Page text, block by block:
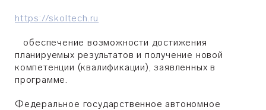
https://skoltech.ru
обеспечение возможности достижения
планируемых результатов и получение новой
компетенции (квалификации), заявленных в
программе.
Федеральное государственное автономное